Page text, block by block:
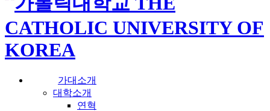
가대소개
대학소개
연혁